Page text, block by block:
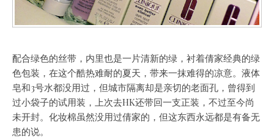
配合绿色的丝带，内里也是一片清新的绿，衬着倩家经典的绿
色包装，在这个酷热难耐的夏天，带来一抹难得的凉意。液体
皂和3号水都没用过，但城市隔离却是亲切的老面孔，曾得到
过小袋子的试用装，上次去HK还带回一支正装，不过至今尚
未开封。化妆棉虽然没用过倩家的，但这东西永远都是有备无
患的说。